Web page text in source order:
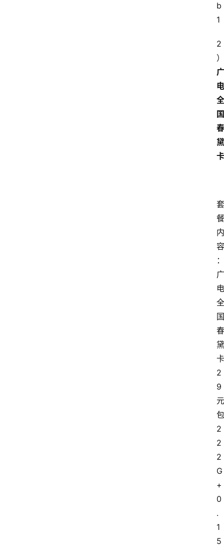
b
1
2
）
广
电
全
国
春
黛
卡
套
餐
内
容
：
广
电
全
国
春
黛
卡
2
9
元
包
2
2
2
G
+
0
.
1
5